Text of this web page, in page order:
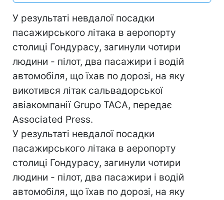
У результаті невдалої посадки
пасажирського літака в аеропорту
столиці Гондурасу, загинули чотири
людини - пілот, два пасажири і водій
автомобіля, що їхав по дорозі, на яку
викотився літак сальвадорської
авіакомпанії Grupo TACA, передає
Associated Press.
У результаті невдалої посадки
пасажирського літака в аеропорту
столиці Гондурасу, загинули чотири
людини - пілот, два пасажири і водій
автомобіля, що їхав по дорозі, на яку